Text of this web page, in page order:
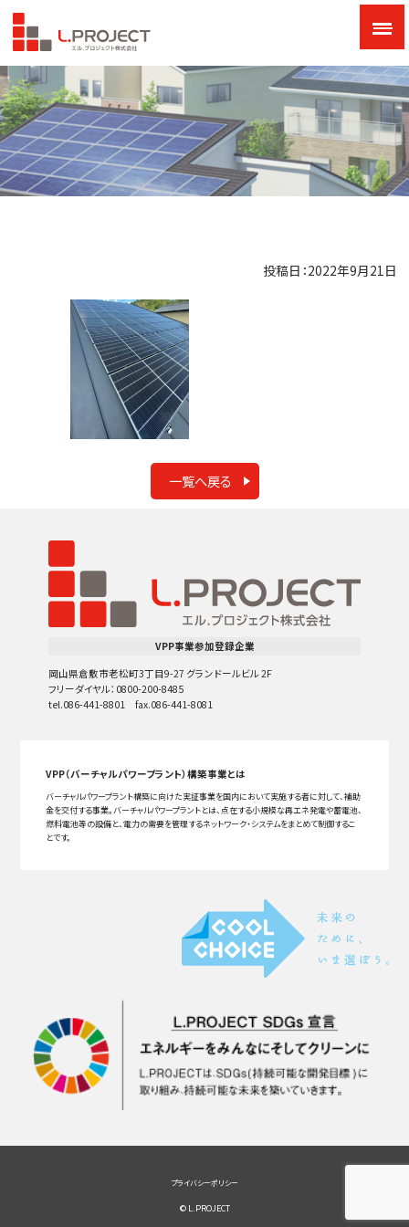
投稿日：2022年9月21日
一覧へ戻る
VPP事業参加登録企業
岡山県倉敷市老松町3丁目9-27 グランドールビル 2F
フリーダイヤル：0800-200-8485
tel.086-441-8801 fax.086-441-8081
VPP（バーチャルパワープラント）構築事業とは
バーチャルパワープラント構築に向けた実証事業を国内において実施する者に対して、補助
金を交付する事業。バーチャルパワープラントとは、点在する小規模な再エネ発電や蓄電池、
燃料電池等の設備と、電力の需要を管理するネットワーク・システムをまとめて制御するこ
とです。
プライバシーポリシー
© L.PROJECT